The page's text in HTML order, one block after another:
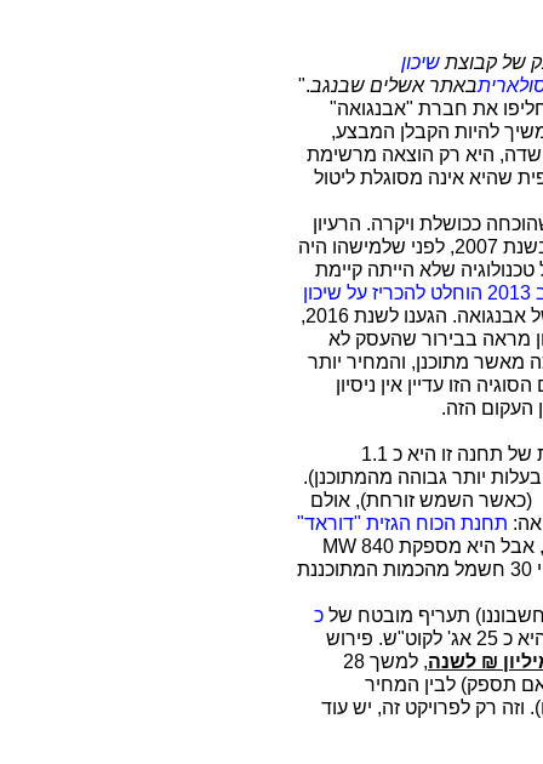
של קבוצת שיכון
באתר אשלים שבנגב.
"
את חברת "אבנגואה"
להיות הקבלן המבצע,
השדה, היא רק הוצאה מרשימת
שהיא אינה מסוגלת ליטול
ככושלת ויקרה. הרעיון
להקים "תחנות כוח" תרמו-סולאריות התגבש אי שם בשנת 2007, לפני שלמישהו היה
שלא הייתה קיימת
ב 2013 הוחלט להכריז על שיכון
, וכלום לא קרה מאז מלבד פשיטת הרגל של אבנגואה. הגענו לשנת 2016,
מראה בבירור שהעסק לא
מאשר מתוכנן, והמחיר יותר
הזו עדיין אין ניסיון
העקום הזה.
מבחינה כספית הטירוף הוא מוחלט. העלות המשוערת של תחנה זו היא כ 1.1
יותר גבוהה מהמתוכנן).
110 (כאשר השמש זורחת), אולם
תחנת הכוח הגזית "דוראד"
היא מספקת 840
MW
90% מהזמן, כלומר – היא מספקת בערך פי 20 עד פי 30 חשמל מהכמות המתוכננת
תעריף מובטח של כ
, בעוד עלות ההפקה בתחנת כוח גזית היא כ 25 אג' לקוט"ש. פירוש
, למשך 28
תספק) לבין המחיר
רק לפרויקט זה, יש עוד